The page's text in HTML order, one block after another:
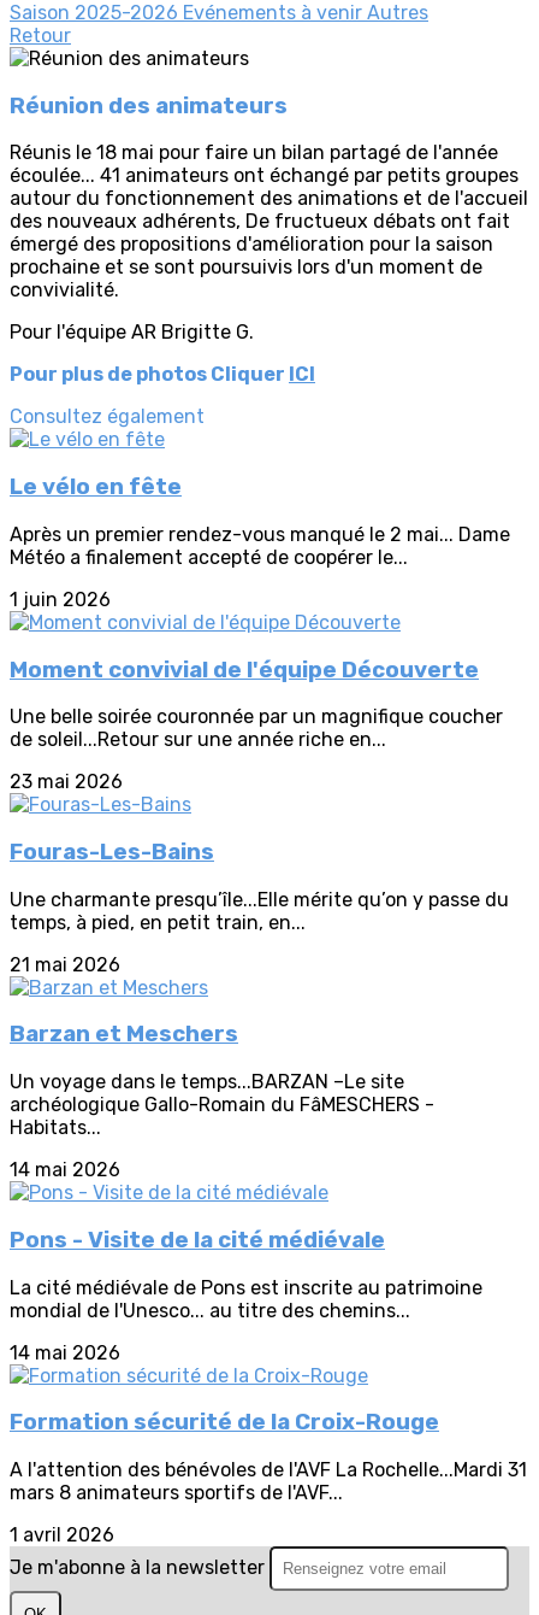
Saison 2025-2026 Evénements à venir Autres
Retour
Réunion des animateurs
Réunis le 18 mai pour faire un bilan partagé de l'année
écoulée... 41 animateurs ont échangé par petits groupes
autour du fonctionnement des animations et de l'accueil
des nouveaux adhérents, De fructueux débats ont fait
émergé des propositions d'amélioration pour la saison
prochaine et se sont poursuivis lors d'un moment de
convivialité.
Pour l'équipe AR Brigitte G.
Pour plus de photos Cliquer ICI
Consultez également
Le vélo en fête
Après un premier rendez-vous manqué le 2 mai... Dame
Météo a finalement accepté de coopérer le...
1 juin 2026
Moment convivial de l'équipe Découverte
Une belle soirée couronnée par un magnifique coucher
de soleil...Retour sur une année riche en...
23 mai 2026
Fouras-Les-Bains
Une charmante presqu’île...Elle mérite qu’on y passe du
temps, à pied, en petit train, en...
21 mai 2026
Barzan et Meschers
Un voyage dans le temps...BARZAN –Le site
archéologique Gallo-Romain du FâMESCHERS -
Habitats...
14 mai 2026
Pons - Visite de la cité médiévale
La cité médiévale de Pons est inscrite au patrimoine
mondial de l'Unesco... au titre des chemins...
14 mai 2026
Formation sécurité de la Croix-Rouge
A l'attention des bénévoles de l'AVF La Rochelle...Mardi 31
mars 8 animateurs sportifs de l'AVF...
1 avril 2026
Je m'abonne à la newsletter